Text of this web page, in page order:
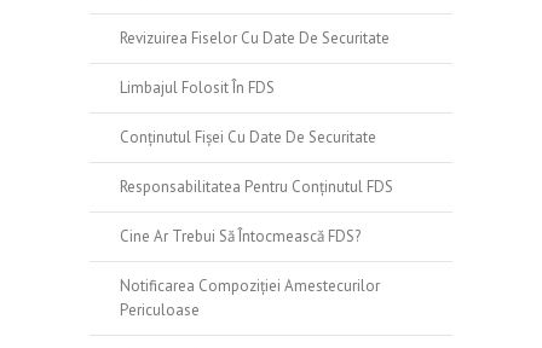
Revizuirea Fiselor Cu Date De Securitate
Limbajul Folosit În FDS
Conținutul Fișei Cu Date De Securitate
Responsabilitatea Pentru Conținutul FDS
Cine Ar Trebui Să Întocmească FDS?
Notificarea Compoziției Amestecurilor
Periculoase